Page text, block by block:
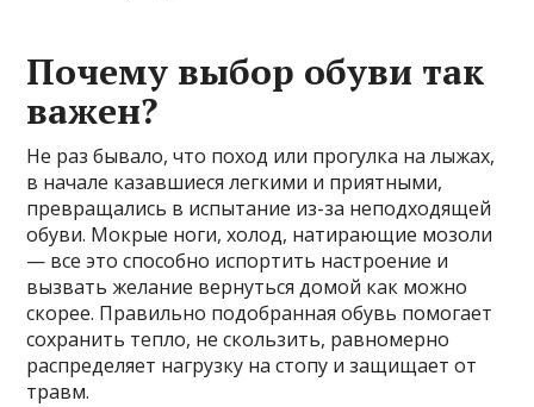
Почему выбор обуви так
важен?
Не раз бывало, что поход или прогулка на лыжах,
в начале казавшиеся легкими и приятными,
превращались в испытание из-за неподходящей
обуви. Мокрые ноги, холод, натирающие мозоли
— все это способно испортить настроение и
вызвать желание вернуться домой как можно
скорее. Правильно подобранная обувь помогает
сохранить тепло, не скользить, равномерно
распределяет нагрузку на стопу и защищает от
травм.